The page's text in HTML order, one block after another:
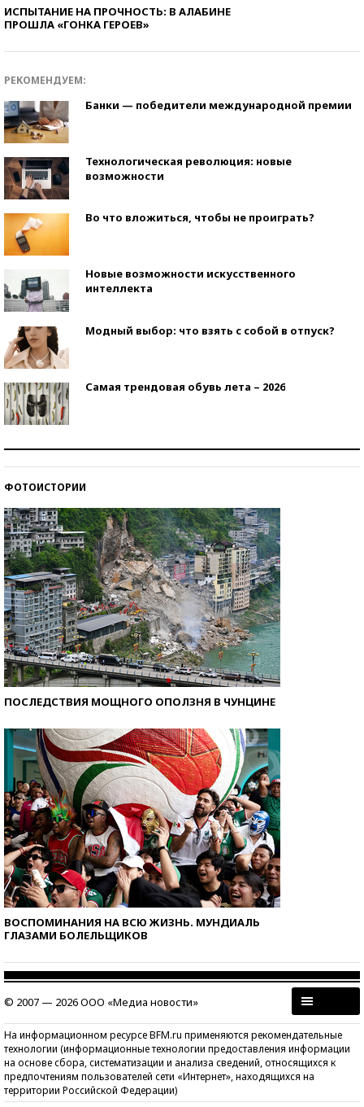
ИСПЫТАНИЕ НА ПРОЧНОСТЬ: В АЛАБИНЕ
ПРОШЛА «ГОНКА ГЕРОЕВ»
РЕКОМЕНДУЕМ:
Банки — победители международной премии
Технологическая революция: новые
возможности
Во что вложиться, чтобы не проиграть?
Новые возможности искусственного
интеллекта
Модный выбор: что взять с собой в отпуск?
Самая трендовая обувь лета – 2026
ФОТОИСТОРИИ
ПОСЛЕДСТВИЯ МОЩНОГО ОПОЛЗНЯ В ЧУНЦИНЕ
ВОСПОМИНАНИЯ НА ВСЮ ЖИЗНЬ. МУНДИАЛЬ
ГЛАЗАМИ БОЛЕЛЬЩИКОВ
© 2007 — 2026 ООО «Медиа новости»
На информационном ресурсе BFM.ru применяются рекомендательные
технологии (информационные технологии предоставления информации
на основе сбора, систематизации и анализа сведений, относящихся к
предпочтениям пользователей сети «Интернет», находящихся на
территории Российской Федерации)